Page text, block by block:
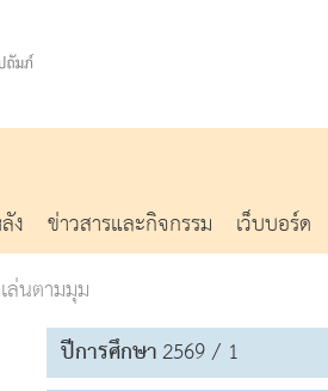
ง ข่าวสารและกิจกรรม เว็บบอร์ด
ล่นตามมุม
ปีการศึกษา2569 / 1